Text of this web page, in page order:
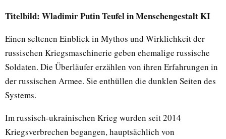
Titelbild: Wladimir Putin Teufel in Menschengestalt KI
Einen seltenen Einblick in Mythos und Wirklichkeit der
russischen Kriegsmaschinerie geben ehemalige russische
Soldaten. Die Überläufer erzählen von ihren Erfahrungen in
der russischen Armee. Sie enthüllen die dunklen Seiten des
Systems.
Im russisch-ukrainischen Krieg wurden seit 2014
Kriegsverbrechen begangen, hauptsächlich von